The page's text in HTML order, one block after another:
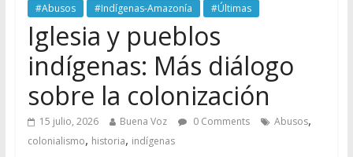
#Abusos #Indígenas-Amazonía #Últimas
Iglesia y pueblos
indígenas: Más diálogo
sobre la colonización
15 julio, 2026 Buena Voz 0 Comments Abusos,
colonialismo, historia, indígenas